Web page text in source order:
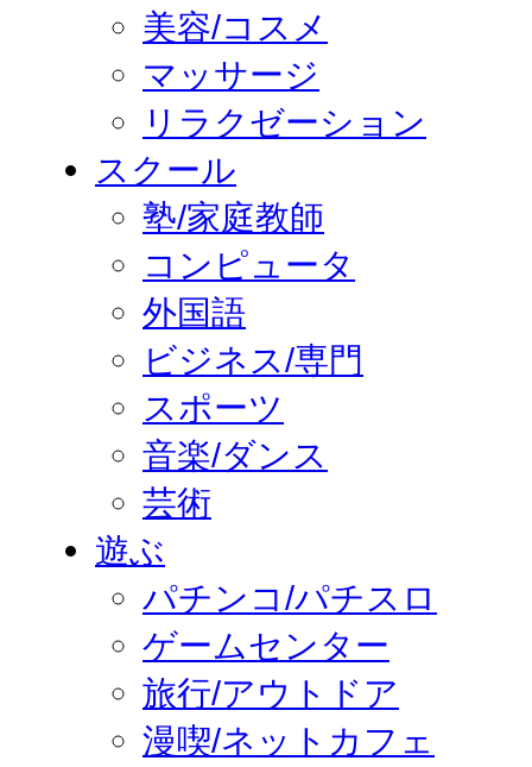
美容/コスメ
マッサージ
リラクゼーション
スクール
塾/家庭教師
コンピュータ
外国語
ビジネス/専門
スポーツ
音楽/ダンス
芸術
遊ぶ
パチンコ/パチスロ
ゲームセンター
旅行/アウトドア
漫喫/ネットカフェ